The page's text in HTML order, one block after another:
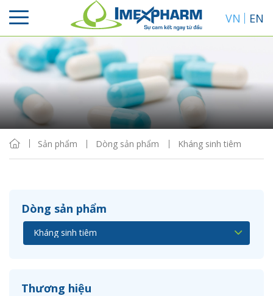
VN EN
Sản phẩm Dòng sản phẩm Kháng sinh tiêm
Dòng sản phẩm
Thương hiệu
Sắp xếp
Hiển thị